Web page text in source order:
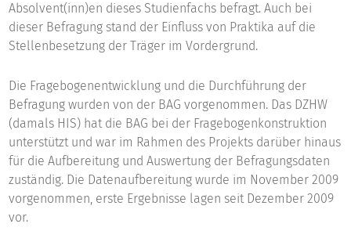
Absolvent(inn)en dieses Studienfachs befragt. Auch bei
dieser Befragung stand der Einfluss von Praktika auf die
Stellenbesetzung der Träger im Vordergrund.
Die Fragebogenentwicklung und die Durchführung der
Befragung wurden von der BAG vorgenommen. Das DZHW
(damals HIS) hat die BAG bei der Fragebogenkonstruktion
unterstützt und war im Rahmen des Projekts darüber hinaus
für die Aufbereitung und Auswertung der Befragungsdaten
zuständig. Die Datenaufbereitung wurde im November 2009
vorgenommen, erste Ergebnisse lagen seit Dezember 2009
vor.